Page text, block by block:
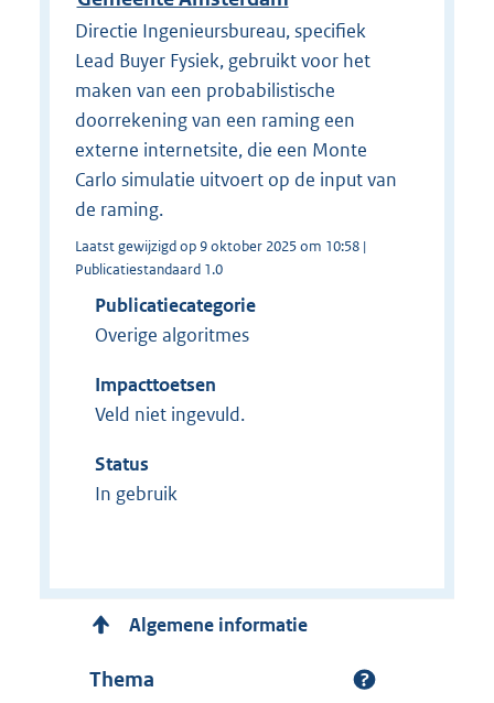
Directie Ingenieursbureau, specifiek
Lead Buyer Fysiek, gebruikt voor het
maken van een probabilistische
doorrekening van een raming een
externe internetsite, die een Monte
Carlo simulatie uitvoert op de input van
de raming.
Laatst gewijzigd op 9 oktober 2025 om 10:58 |
Publicatiestandaard 1.0
Publicatiecategorie
Overige algoritmes
Impacttoetsen
Veld niet ingevuld.
Status
In gebruik
Algemene informatie
Thema